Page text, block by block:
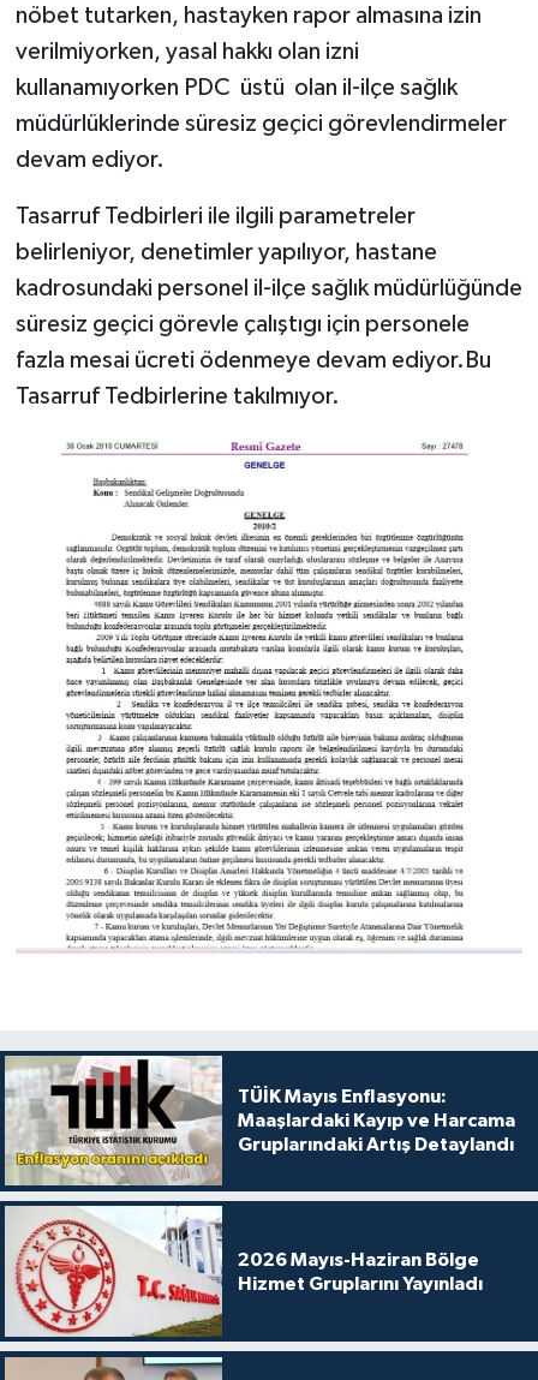
nöbet tutarken, hastayken rapor almasına izin
verilmiyorken, yasal hakkı olan izni
kullanamıyorken PDC üstü olan il-ilçe sağlık
müdürlüklerinde süresiz geçici görevlendirmeler
devam ediyor.
Tasarruf Tedbirleri ile ilgili parametreler
belirleniyor, denetimler yapılıyor, hastane
kadrosundaki personel il-ilçe sağlık müdürlüğünde
süresiz geçici görevle çalıştıgı için personele
fazla mesai ücreti ödenmeye devam ediyor.Bu
Tasarruf Tedbirlerine takılmıyor.
TÜİK Mayıs Enflasyonu:
Maaşlardaki Kayıp ve Harcama
Gruplarındaki Artış Detaylandı
2026 Mayıs-Haziran Bölge
Hizmet Gruplarını Yayınladı